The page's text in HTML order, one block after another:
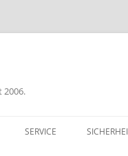
2006.
SERVICE